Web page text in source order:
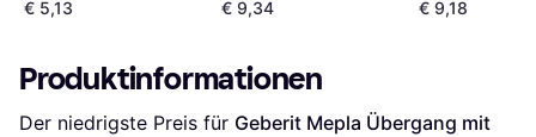
€ 5,13
€ 9,34
€ 9,18
Produktinformationen
Der niedrigste Preis für Geberit Mepla Übergang mit